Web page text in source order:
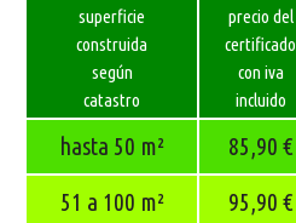
superficie
construida
según
catastro
precio del
certificado
con iva
incluido
hasta 50 m² 85,90 €
51 a 100 m² 95,90 €